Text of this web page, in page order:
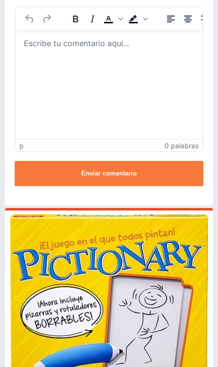
p 0 palabras
Enviar comentario